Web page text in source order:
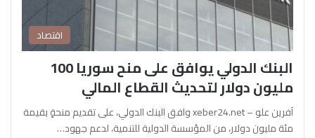
اقتصاد
البنك الدولي يوافق على منح سوريا 100
مليون دولار لتحديث القطاع المالي
آفرين علو – xeber24.net وافق البنك الدولي، على تقديم منحةٍ بقيمة
مئة مليون دولار، من المؤسسة الدولية للتنمية، لدعم جهود…